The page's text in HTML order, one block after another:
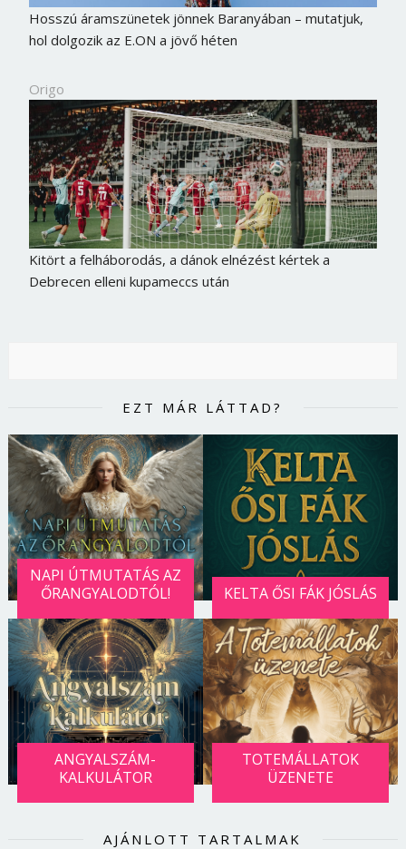
Hosszú áramszünetek jönnek Baranyában – mutatjuk,
hol dolgozik az E.ON a jövő héten
Origo
Kitört a felháborodás, a dánok elnézést kértek a
Debrecen elleni kupameccs után
EZT MÁR LÁTTAD?
NAPI ÚTMUTATÁS AZ
ŐRANGYALODTÓL!
KELTA ŐSI FÁK JÓSLÁS
ANGYALSZÁM-
KALKULÁTOR
TOTEMÁLLATOK
ÜZENETE
AJÁNLOTT TARTALMAK